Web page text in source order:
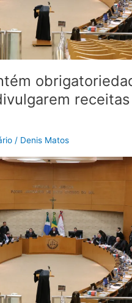
/ Denis Matos